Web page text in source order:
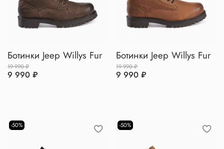
Ботинки Jeep Willys Fur
19 990 ₽
9 990 ₽
Ботинки Jeep Willys Fur
19 990 ₽
9 990 ₽
-50% -50%